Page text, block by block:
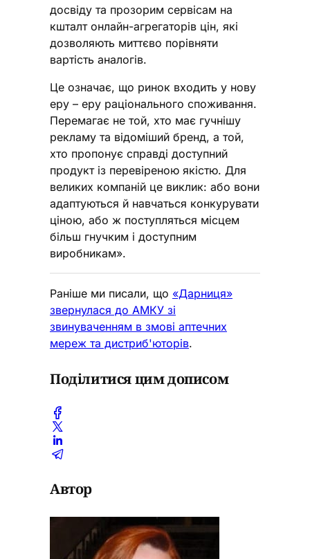
досвіду та прозорим сервісам на
кшталт онлайн-агрегаторів цін, які
дозволяють миттєво порівняти
вартість аналогів.
Це означає, що ринок входить у нову
еру – еру раціонального споживання.
Перемагає не той, хто має гучнішу
рекламу та відоміший бренд, а той,
хто пропонує справді доступний
продукт із перевіреною якістю. Для
великих компаній це виклик: або вони
адаптуються й навчаться конкурувати
ціною, або ж поступляться місцем
більш гнучким і доступним
виробникам».
Раніше ми писали, що «Дарниця»
звернулася до АМКУ зі
звинуваченням в змові аптечних
мереж та дистриб'юторів.
Поділитися цим дописом
Автор